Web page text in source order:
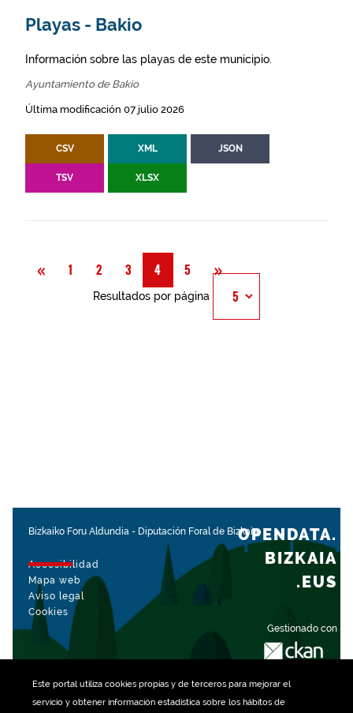
Este portal utiliza cookiespropias y de terceros para mejorar el
servicio y obtener información estadística sobre los hábitos de
Playas - Bakio
Información sobre las playas de este municipio.
Ayuntamiento de Bakio
Última modificación 07 julio 2026
CSV XML JSON
TSV XLSX
« Anterior
1 2 3 4 5 »Siguiente
Resultados por página
Bizkaiko Foru Aldundia - Diputación Foral de Bizkaia
Accesibilidad
Mapa web
Aviso legal
Cookies
Gestionado con
OPENDATA.
BIZKAIA
.EUS